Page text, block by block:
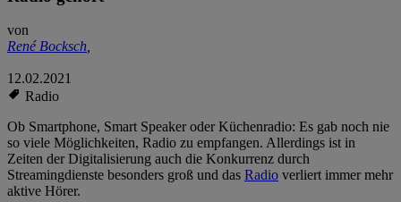
von
René Bocksch,
12.02.2021
Radio
Ob Smartphone, Smart Speaker oder Küchenradio: Es gab noch nie
so viele Möglichkeiten, Radio zu empfangen. Allerdings ist in
Zeiten der Digitalisierung auch die Konkurrenz durch
Streamingdienste besonders groß und das Radio verliert immer mehr
aktive Hörer.